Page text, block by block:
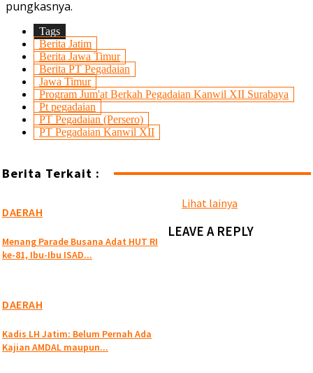
pungkasnya.
Tags
Berita Jatim
Berita Jawa Timur
Berita PT Pegadaian
Jawa Timur
Program Jum'at Berkah Pegadaian Kanwil XII Surabaya
Pt pegadaian
PT Pegadaian (Persero)
PT Pegadaian Kanwil XII
Berita Terkait :
DAERAH
Menang Parade Busana Adat HUT RI
ke-81, Ibu-Ibu ISAD...
DAERAH
Kadis LH Jatim: Belum Pernah Ada
Kajian AMDAL maupun...
Lihat lainya
LEAVE A REPLY